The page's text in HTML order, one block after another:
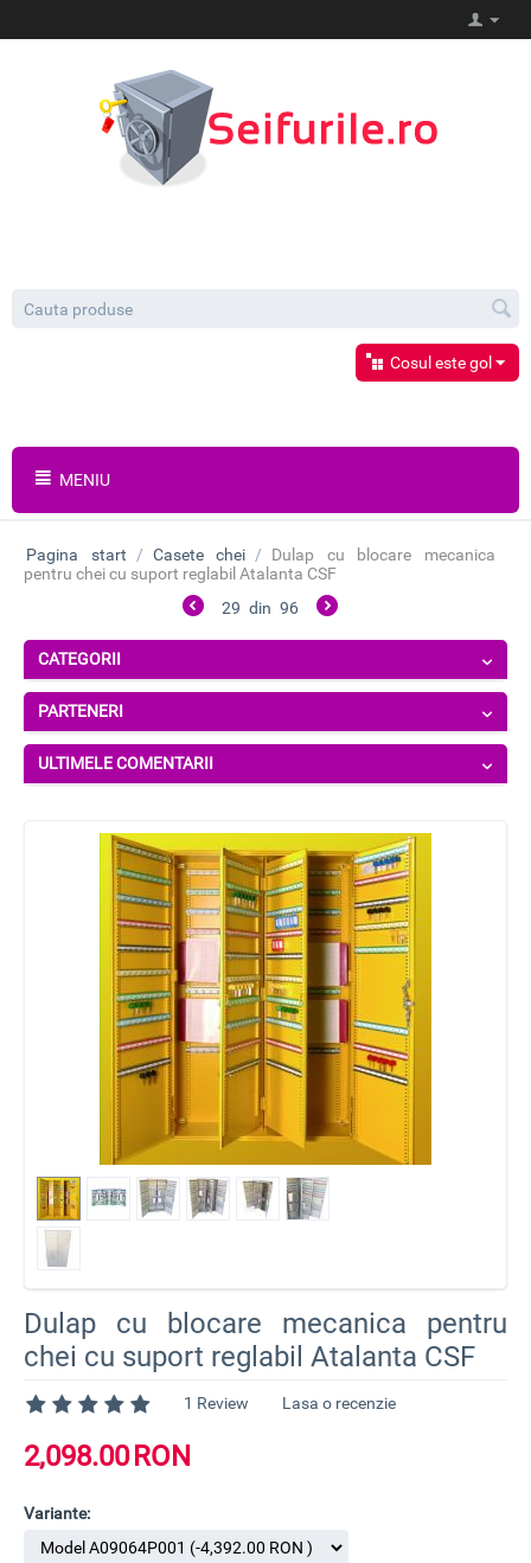
Cosul este gol
MENIU
Pagina start / Casete chei /
Dulap cu blocare mecanica
pentru chei cu suport reglabil Atalanta CSF
29 din 96
CATEGORII
PARTENERI
ULTIMELE COMENTARII
Dulap cu blocare mecanica pentru
chei cu suport reglabil Atalanta CSF
1 Review Lasa o recenzie
2,098.00 RON
Variante: